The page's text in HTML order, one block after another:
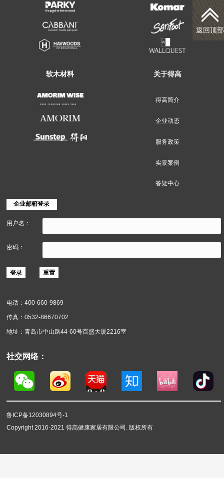
地面装饰材料 墙面装饰材料
软木材料
实景案例
企业邮箱登录
返回顶部